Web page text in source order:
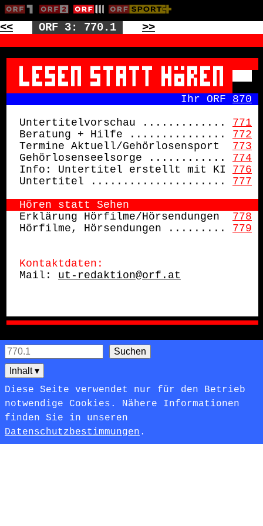
<< ORF 3: 770.1 >>
                         Ihr ORF
870
Untertitelvorschau .............
771
Beratung + Hilfe ...............
772
Termine Aktuell/Gehörlosensport
773
Gehörlosenseelsorge ............
774
Info: Untertitel erstellt mit KI
776
Untertitel .....................
777
Hören statt Sehen
Erklärung Hörfilme/Hörsendungen
778
Hörfilme, Hörsendungen .........
779
Kontaktdaten:
Mail: ut-redaktion@orf.at
Inhalt▾
Diese Seite verwendet nur für den Betrieb
notwendige Cookies. Nähere Informationen
finden Sie in unseren
Datenschutzbestimmungen .